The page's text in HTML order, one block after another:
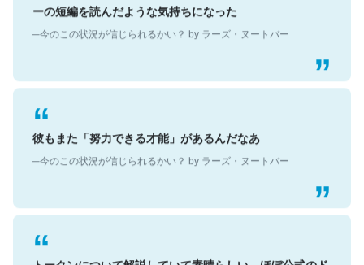
ーの短編を読んだような気持ちになった
─今のこの状況が信じられるかい？ by ラーズ・ヌートバー
彼もまた「努力できる才能」があるんだなあ
─今のこの状況が信じられるかい？ by ラーズ・ヌートバー
トークンについて解説していて素晴らしい。ほぼ公式のド